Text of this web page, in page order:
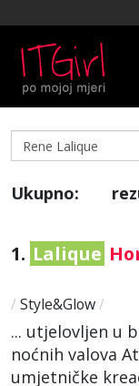
Ukupno:
1. Lalique
/ Style&Glow/
... utjelovljen u
noćnih valova
umjetničke